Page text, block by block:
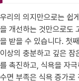
우리의 의지만으로는 쉽
을 개선하는 것만으로도
을 받을 수 있습니다. 첫
이상의 충분하고 깊은 잠
를 촉진하고, 식욕을 자
수면 부족은 식욕 증가로